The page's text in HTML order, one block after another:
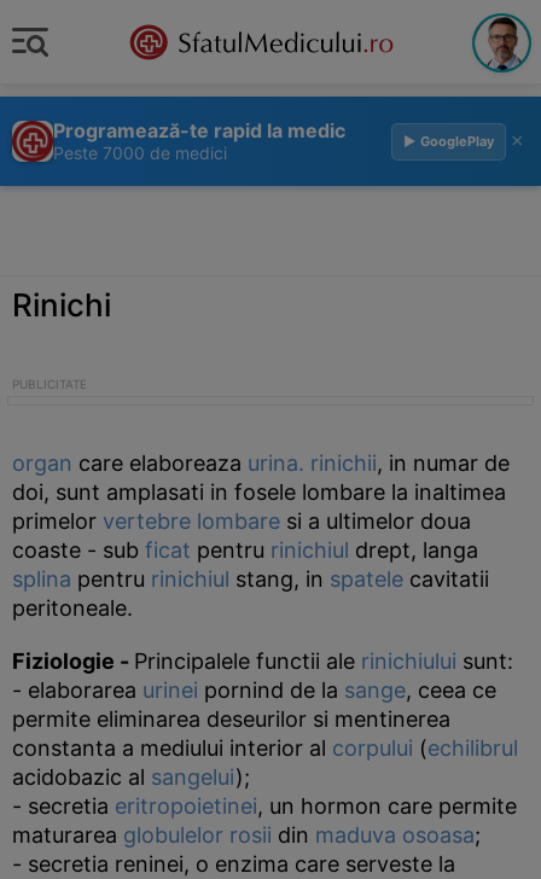
Programează-te rapid la medic
Peste 7000 de medici
▶ GooglePlay ×
Rinichi
organ care elaboreaza urina. rinichii, in numar de
doi, sunt amplasati in fosele lombare la inaltimea
primelor vertebre lombare si a ultimelor doua
coaste - sub ficat pentru rinichiul drept, langa
splina pentru rinichiul stang, in spatele cavitatii
peritoneale.
Fiziologie - Principalele functii ale rinichiului sunt:
- elaborarea urinei pornind de la sange, ceea ce
permite eliminarea deseurilor si mentinerea
constanta a mediului interior al corpului (echilibrul
acidobazic al sangelui);
- secretia eritropoietinei, un hormon care permite
maturarea globulelor rosii din maduva osoasa;
- secretia reninei, o enzima care serveste la